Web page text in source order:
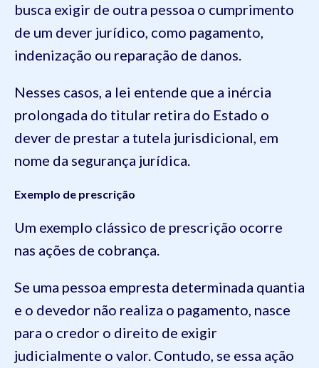
busca exigir de outra pessoa o cumprimento
de um dever jurídico, como pagamento,
indenização ou reparação de danos.
Nesses casos, a lei entende que a inércia
prolongada do titular retira do Estado o
dever de prestar a tutela jurisdicional, em
nome da segurança jurídica.
Exemplo de prescrição
Um exemplo clássico de prescrição ocorre
nas ações de cobrança.
Se uma pessoa empresta determinada quantia
e o devedor não realiza o pagamento, nasce
para o credor o direito de exigir
judicialmente o valor. Contudo, se essa ação